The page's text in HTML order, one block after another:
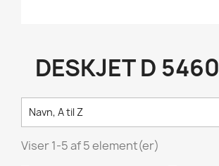
DESKJET D 5460
Navn, A til Z
Viser 1-5 af 5 element(er)